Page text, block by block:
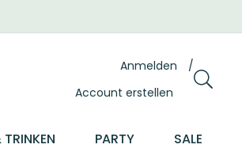
Anmelden
/
Account erstellen
TRINKEN PARTY SALE